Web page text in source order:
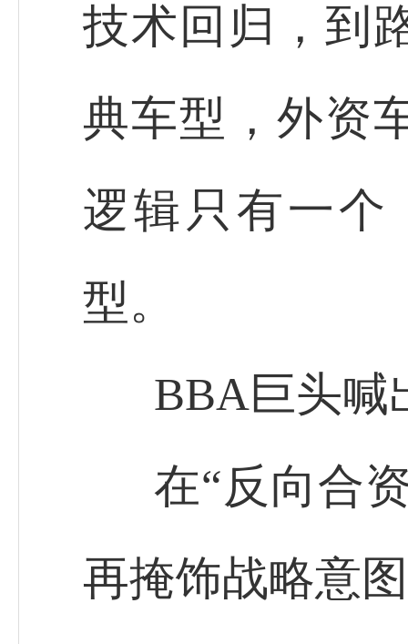
技术回归，到
典车型，外资
逻辑只有一个
型。
BBA巨头喊
在“反向合
再掩饰战略意